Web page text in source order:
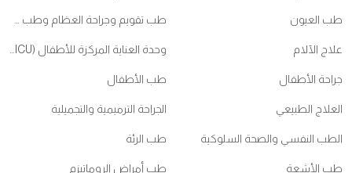
طب العيون
علاج الآلام
جراحة الأطفال طب الأطفال
العلاج الطبيعي الجراحة الترميمية والتجميلية
الطب النفسي والصحة السلوكية طب الرئة
طب الأشعة طب أمراض الروماتيزم